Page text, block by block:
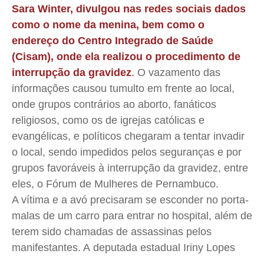
Sara Winter, divulgou nas redes sociais dados
como o nome da menina, bem como o
endereço do Centro Integrado de Saúde
(Cisam), onde ela realizou o procedimento de
interrupção da gravidez. O vazamento das
informações causou tumulto em frente ao local,
onde grupos contrários ao aborto, fanáticos
religiosos, como os de igrejas católicas e
evangélicas, e políticos chegaram a tentar invadir
o local, sendo impedidos pelos seguranças e por
grupos favoráveis à interrupção da gravidez, entre
eles, o Fórum de Mulheres de Pernambuco.
A vítima e a avó precisaram se esconder no porta-
malas de um carro para entrar no hospital, além de
terem sido chamadas de assassinas pelos
manifestantes. A deputada estadual Iriny Lopes